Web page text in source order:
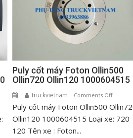
Puly cốt máy Foton Ollin500
Ollin720 Ollin120 1000604515
truckvietnam Comments Offon
Puly
cốt
Puly cốt máy Foton Ollin500
Ollin120 1000604515 Loại xe: 720
120 Tên xe : Foton...